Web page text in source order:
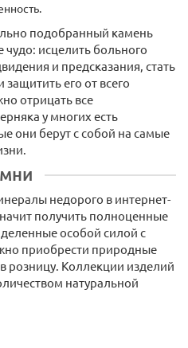
подобранный камень
исцелить больного
и предсказания, стать
его от всего
отрицать все
у многих есть
они берут с собой на самые
недорого в интернет-
получить полноценные
особой силой с
приобрести природные
розницу. Коллекции изделий
натуральной